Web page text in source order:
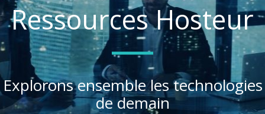
Ressources Hosteur
Explorons ensemble les technologies
de demain